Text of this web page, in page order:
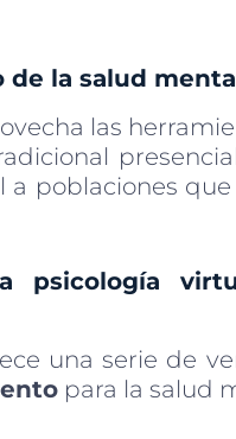
de la salud
las
a poblaciones
psicología
una serie de
para la salud